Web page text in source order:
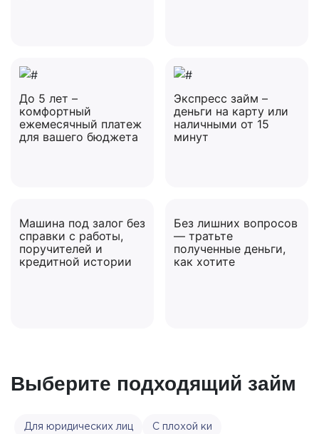
До 5 лет –
комфортный
ежемесячный платеж
для вашего бюджета
Экспресс займ –
деньги на карту или
наличными от 15
минут
Машина под залог без
справки с работы,
поручителей и
кредитной истории
Без лишних вопросов
— тратьте
полученные деньги,
как хотите
Выберите подходящий займ
Для юридических лиц С плохой ки